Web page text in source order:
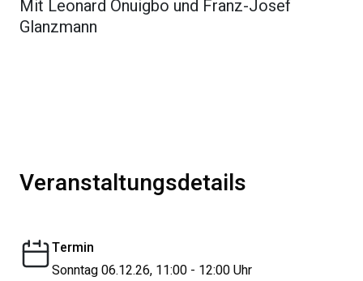
Mit Leonard Onuigbo und Franz-Josef
Glanzmann
Veranstaltungsdetails
Termin
Sonntag 06.12.26, 11:00 - 12:00 Uhr